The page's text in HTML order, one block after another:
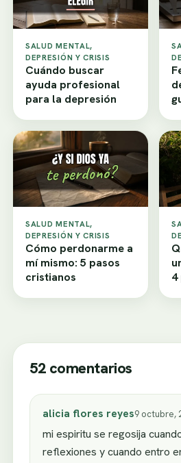
SALUD MENTAL,
DEPRESIÓN Y CRISIS
Cuándo buscar
ayuda profesional
para la depresión
SALUD MENTAL,
DEPRESIÓN Y CRISIS
Cómo perdonarme a
mí mismo: 5 pasos
cristianos
4
52 comentarios
alicia flores reyes9 octubre,
mi espiritu se regosija
reflexiones y cuando entro